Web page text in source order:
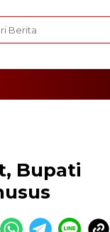
Bupati